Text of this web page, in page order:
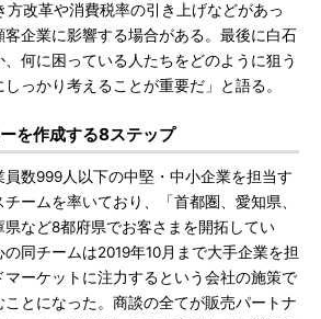
方改革や消費税率の引き上げなどがあっ
企業に影響する場合がある。最後に白石
何に困っている人たちをどのように狙う
っかり考えることが重要だ」と語る。
を作成する8ステップ
数999人以下の中堅・中小企業を担当す
ームを率いており、「首都圏、愛知県、
など8都府県でお客さまを開拓してい
同チームは2019年10月まで大手企業を担
ーケットに注力するという会社の施策で
とになった。商談の全てが販売パートナ